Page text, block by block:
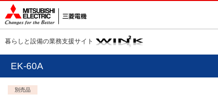
暮らしと設備の業務支援サイト
EK-60A
別売品